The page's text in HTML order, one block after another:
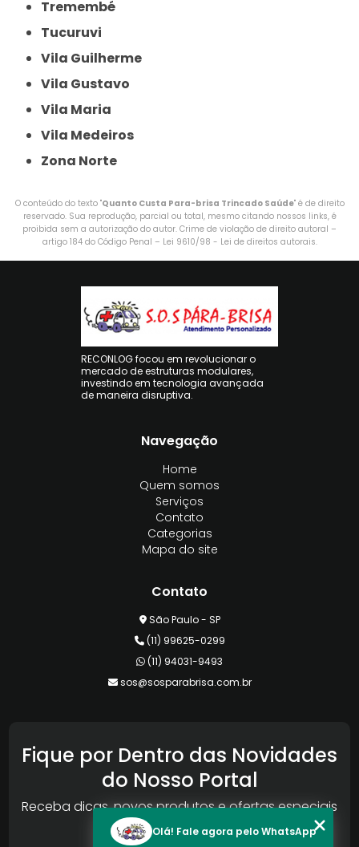
Tremembé
Tucuruvi
Vila Guilherme
Vila Gustavo
Vila Maria
Vila Medeiros
Zona Norte
O conteúdo do texto "Quanto Custa Para-brisa Trincado Saúde" é de direito
reservado. Sua reprodução, parcial ou total, mesmo citando nossos links, é
proibida sem a autorização do autor. Crime de violação de direito autoral –
artigo 184 do Código Penal – Lei 9610/98 - Lei de direitos autorais.
RECONLOG focou em revolucionar o
mercado de estruturas modulares,
investindo em tecnologia avançada
de maneira disruptiva.
Navegação
Home
Quem somos
Serviços
Contato
Categorias
Mapa do site
Contato
São Paulo - SP
(11) 99625-0299
(11) 94031-9493
sos@sosparabrisa.com.br
Fique por Dentro das Novidades
do Nosso Portal
Receba dicas, novos produtos e ofertas especiais
da Reconlog
Olá! Fale agora pelo WhatsApp